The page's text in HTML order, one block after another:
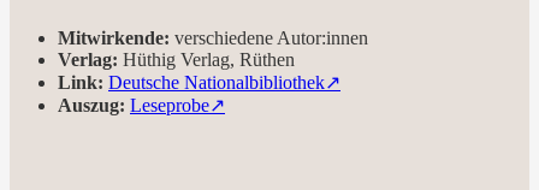
Mitwirkende: verschiedene Autor:innen
Verlag: Hüthig Verlag, Rüthen
Link: Deutsche Nationalbibliothek↗︎
Auszug: Leseprobe↗︎